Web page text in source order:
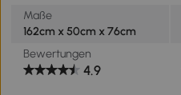
Maße
162cm x 50cm x 76cm
Bewertungen
4.9